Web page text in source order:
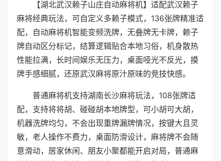
【湖北武汉赖子山庄自动麻将机】适配武汉赖子
麻将经典玩法，可自定义多赖子模式，136张牌精准适
配，自动麻将机智能变频洗牌，无叠牌无卡牌，赖子
牌自动区分标记，结算逻辑贴合本地习俗，机身散热
性能拉满，长时间娱乐无压力，桌面哑光不反光，摸
牌手感细腻，还原武汉麻将原汁原味的竞技快感。
普通麻将机支持湖南长沙麻将玩法，108张牌适
配，支持将将胡、碰碰胡本地牌型，可小胡可大胡，
机器洗牌均匀，不会出现重牌漏牌情况，按键大且灵
敏，老人操作不费力，桌面防滑设计，麻将牌不会随
意滑动，居家休闲、朋友小聚都能开启对局，普通麻